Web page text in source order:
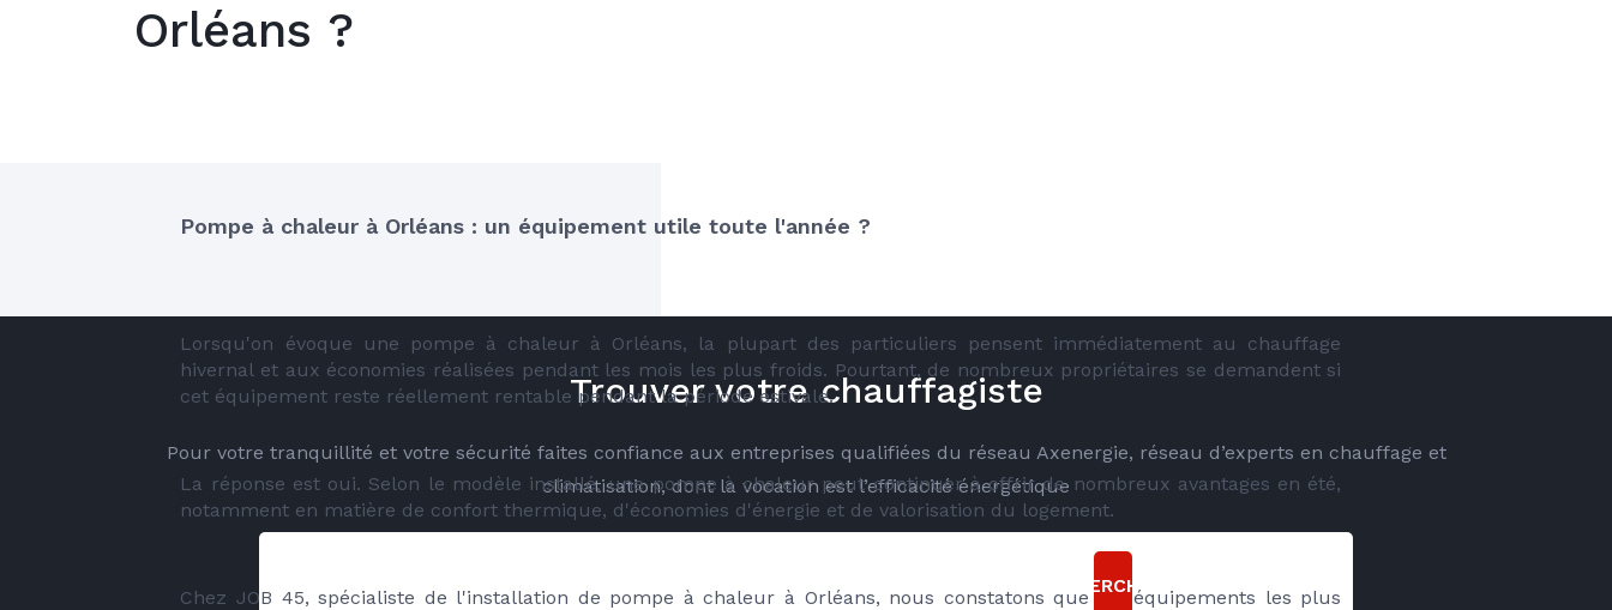
Orléans ?
Pompe à chaleur à Orléans : un équipement utile toute l'année ?
Lorsqu'on évoque une pompe à chaleur à Orléans, la plupart des particuliers pensent immédiatement au chauffage
hivernal et aux économies réalisées pendant les mois les plus froids. Pourtant, de nombreux propriétaires se demandent si
cet équipement reste réellement rentable pendant la période estivale.
La réponse est oui. Selon le modèle installé, une pompe à chaleur peut continuer à offrir de nombreux avantages en été,
notamment en matière de confort thermique, d'économies d'énergie et de valorisation du logement.
Chez JOB 45, spécialiste de l'installation de pompe à chaleur à Orléans, nous constatons que les équipements les plus
Trouver votre chauffagiste
Pour votre tranquillité et votre sécurité faites confiance aux entreprises qualifiées du réseau Axenergie, réseau d’experts en chauffage et
climatisation, dont la vocation est l’efficacité énergétique
RECHERCHER